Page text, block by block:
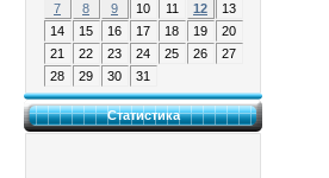
7
8 9 10 11 12
13
14
15 16 17 18 19
20
21
22 23 24 25 26
27
28
29 30 31
Статистика